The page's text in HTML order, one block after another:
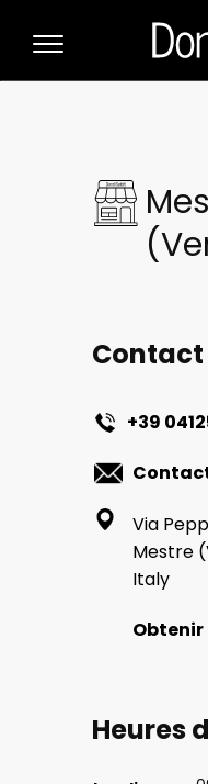
Contact
+39
Via
Mestre
Italy
Heures